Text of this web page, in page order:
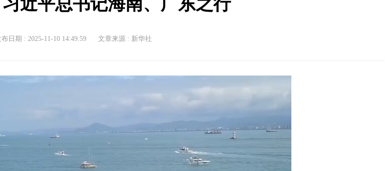
近平总书记海南、广东之行
日期 : 2025-11-10 14:49:59 文章来源 : 新华社